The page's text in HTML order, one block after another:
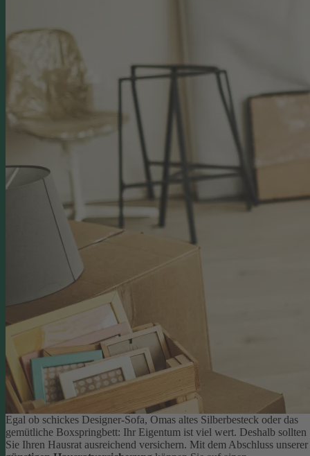
Egal ob schickes Designer-Sofa, Omas altes Silberbesteck oder das
gemütliche Boxspringbett: Ihr Eigentum ist viel wert. Deshalb sollten
Sie Ihren Hausrat ausreichend versichern. Mit dem Abschluss unserer